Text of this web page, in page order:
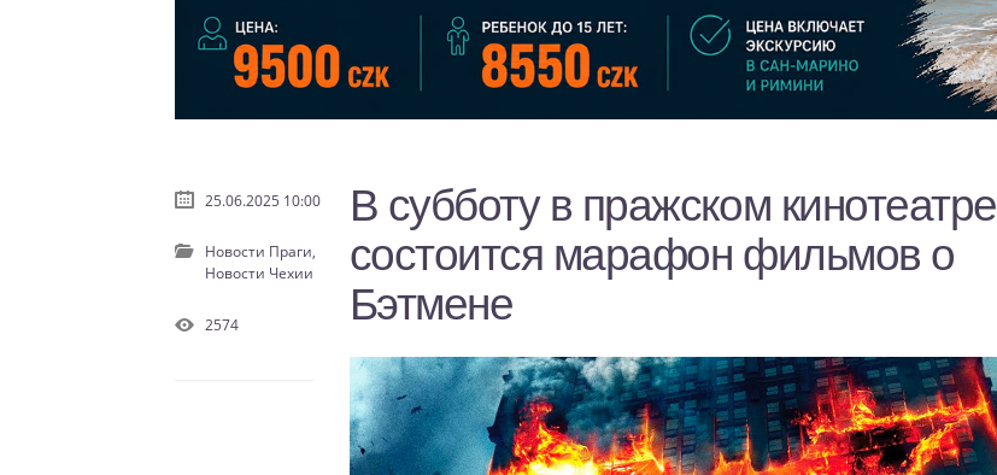
В субботу в пражском кинотеатре
состоится марафон фильмов о
Бэтмене
25.06.2025 10:00
Новости Праги,
Новости Чехии
2574